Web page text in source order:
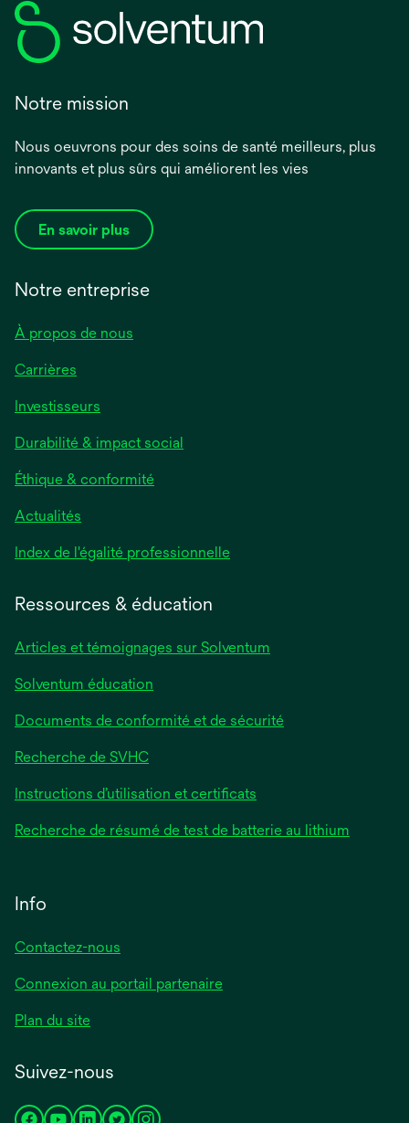
Notre mission
Nous oeuvrons pour des soins de santé meilleurs, plus
innovants et plus sûrs qui améliorent les vies
En savoir plus
Notre entreprise
À propos de nous
Carrières
Investisseurs
Durabilité & impact social
Éthique & conformité
Actualités
Index de l'égalité professionnelles’ouvre
onglet
Ressources & éducation
Articles et témoignages sur Solventum
Solventum éducation
Documents de conformité et de sécurité
Recherche de SVHC
Instructions d’utilisation et certificats
Recherche de résumé de test de batterie au lithium
Info
Contactez-nous
Connexion au portail partenaire
Plan du site
Suivez-nous